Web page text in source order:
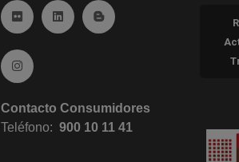
Ir a Flickr (abre en ventana nueva)
Ir a Linkedin (abre en ventana
Ir al Blog (abre en ventana
Ir a Instagram (abre en ventana nueva)
Contacto Consumidores
Teléfono:900 10 11 41